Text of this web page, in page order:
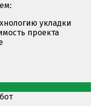
укладки
проекта